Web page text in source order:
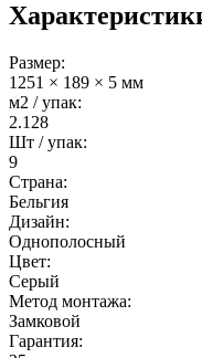
Размер:
1251 × 189 × 5 мм
м2 / упак:
2.128
Шт / упак:
9
Страна:
Бельгия
Дизайн:
Однополосный
Цвет:
Серый
Метод монтажа:
Замковой
Гарантия: